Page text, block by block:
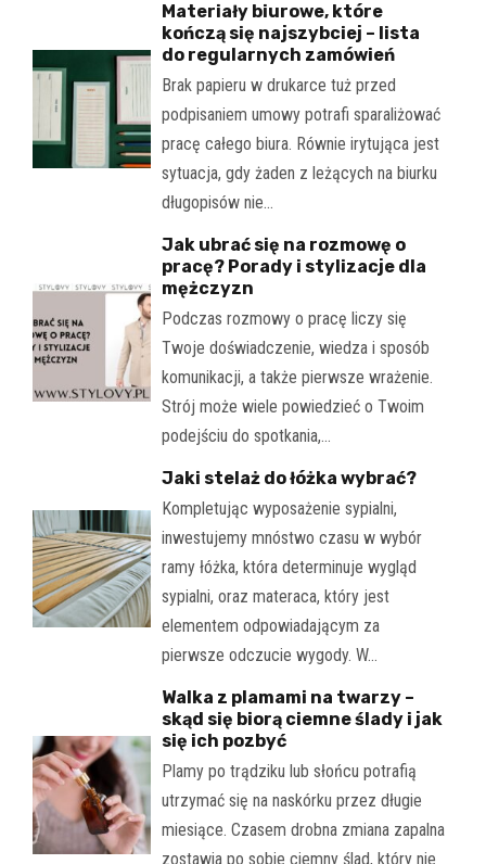
Materiały biurowe, które
kończą się najszybciej – lista
do regularnych zamówień
Brak papieru w drukarce tuż przed
podpisaniem umowy potrafi sparaliżować
pracę całego biura. Równie irytująca jest
sytuacja, gdy żaden z leżących na biurku
długopisów nie…
Jak ubrać się na rozmowę o
pracę? Porady i stylizacje dla
mężczyzn
Podczas rozmowy o pracę liczy się
Twoje doświadczenie, wiedza i sposób
komunikacji, a także pierwsze wrażenie.
Strój może wiele powiedzieć o Twoim
podejściu do spotkania,…
Jaki stelaż do łóżka wybrać?
Kompletując wyposażenie sypialni,
inwestujemy mnóstwo czasu w wybór
ramy łóżka, która determinuje wygląd
sypialni, oraz materaca, który jest
elementem odpowiadającym za
pierwsze odczucie wygody. W…
Walka z plamami na twarzy –
skąd się biorą ciemne ślady i jak
się ich pozbyć
Plamy po trądziku lub słońcu potrafią
utrzymać się na naskórku przez długie
miesiące. Czasem drobna zmiana zapalna
zostawia po sobie ciemny ślad, który nie